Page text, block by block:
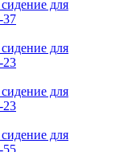
для
37
для
23
для
23
для
55